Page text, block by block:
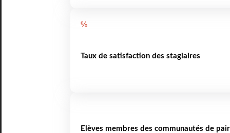
%
Taux de satisfaction des stagiaires
Elèves membres des communautés de